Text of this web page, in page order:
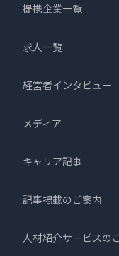
提携企業一覧
求人一覧
経営者インタビュー
メディア
キャリア記事
記事掲載のご案内
人材紹介サービスの